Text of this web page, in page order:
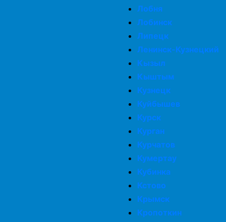
Лобня
Лобинск
Липецк
Ленинск-Кузнецкий
Кызыл
Кыштым
Кузнецк
Куйбышев
Курск
Курган
Курчатов
Кумертау
Кубинка
Кстово
Крымск
Кропоткин